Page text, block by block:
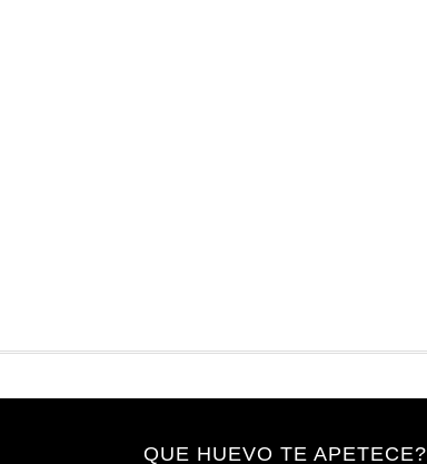
QUE HUEVO TE APETECE?